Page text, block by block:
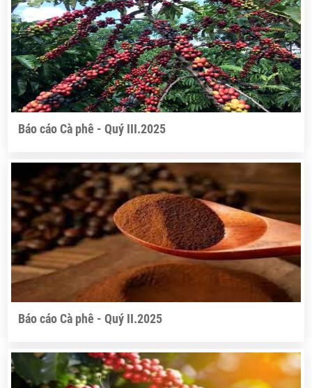
Báo cáo Cà phê - Quý III.2025
Báo cáo Cà phê - Quý II.2025